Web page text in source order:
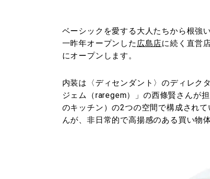
ベーシックを愛する大人たちから根強
一昨年オープンした 広島店に続く直営
にオープンします。
内装は〈ディセンダント〉のディレク
ジェム（raregem）」の⻄條賢さんが
のキッチン）の2つの空間で構成され
んが、非日常的で高揚感のある買い物